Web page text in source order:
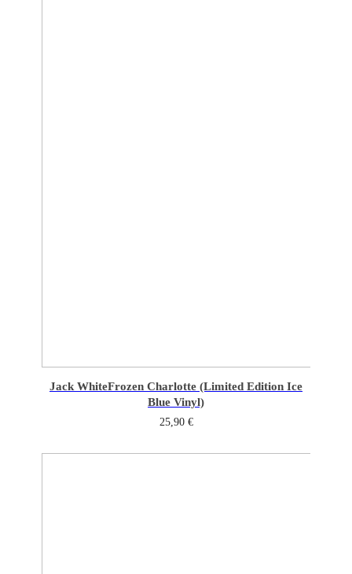
Jack WhiteFrozen Charlotte (Limited Edition Ice
Blue Vinyl)
25,90 €